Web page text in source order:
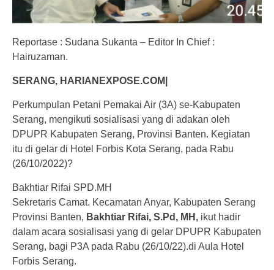
Reportase : Sudana Sukanta – Editor In Chief :
Hairuzaman.
SERANG, HARIANEXPOSE.COM|
Perkumpulan Petani Pemakai Air (3A) se-Kabupaten
Serang, mengikuti sosialisasi yang di adakan oleh
DPUPR Kabupaten Serang, Provinsi Banten. Kegiatan
itu di gelar di Hotel Forbis Kota Serang, pada Rabu
(26/10/2022)?
Bakhtiar Rifai SPD.MH
Sekretaris Camat. Kecamatan Anyar, Kabupaten Serang
Provinsi Banten, Bakhtiar Rifai, S.Pd, MH, ikut hadir
dalam acara sosialisasi yang di gelar DPUPR Kabupaten
Serang, bagi P3A pada Rabu (26/10/22).di Aula Hotel
Forbis Serang.